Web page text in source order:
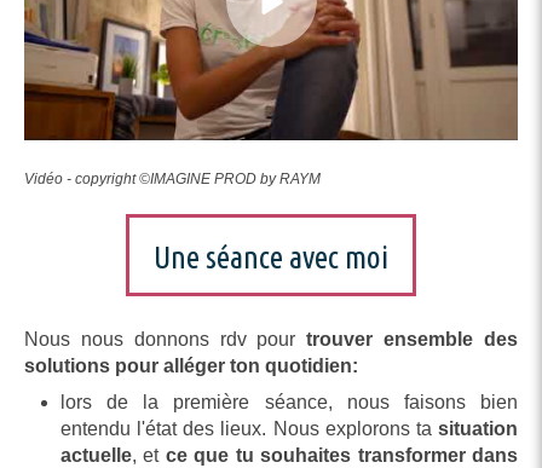
Vidéo - copyright ©IMAGINE PROD by RAYM
Une séance avec moi
Nous nous donnons rdv pourtrouver ensemble des
solutions pour alléger ton quotidien:
lors de la première séance, nous faisons bien
entendu l'état des lieux. Nous explorons ta situation
actuelle, et ce que tu souhaites transformer dans